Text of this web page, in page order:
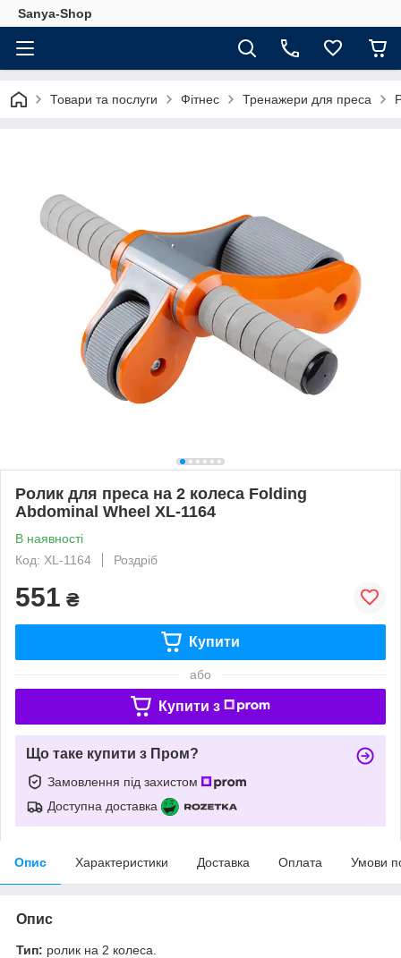
Sanya-Shop
Товари та послуги Фітнес Тренажери для преса
Ролик для преса на 2 колеса Folding
Abdominal Wheel XL-1164
В наявності
Код: XL-1164
Роздріб
551 ₴
Купити
або
Купити з
Що таке купити з Пром?
Замовлення під захистом
Доступна доставка
Опис Характеристики Доставка Оплата Умови
Опис
Тип: ролик на 2 колеса.